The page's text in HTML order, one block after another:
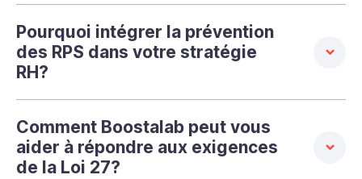
Pourquoi intégrer la prévention
des RPS dans votre stratégie
RH?
Comment Boostalab peut vous
aider à répondre aux exigences
de la Loi 27?